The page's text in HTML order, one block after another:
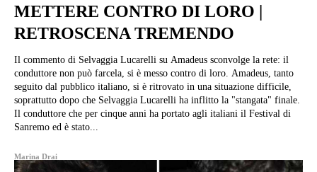
METTERE CONTRO DI LORO |
RETROSCENA TREMENDO
Il commento di Selvaggia Lucarelli su Amadeus sconvolge la rete: il
conduttore non può farcela, si è messo contro di loro. Amadeus, tanto
seguito dal pubblico italiano, si è ritrovato in una situazione difficile,
soprattutto dopo che Selvaggia Lucarelli ha inflitto la "stangata" finale.
Il conduttore che per cinque anni ha portato agli italiani il Festival di
Sanremo ed è stato...
Marina Drai